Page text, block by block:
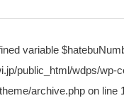
variable
public_html/wdps/wp-
archive.php on line